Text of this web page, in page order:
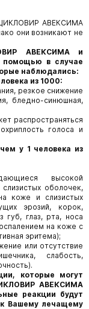
АВЕКСИМА
они возникают не
АВЕКСИМА и
помощью в случае
наблюдались:
из 1000:
резкое снижение
бледно-синюшная,
распространяться
голоса и
у 1 человека из
высокой
оболочек,
коже и слизистых
эрозий, корок,
губ, глаз, рта, носа
на коже с
эритема);
или отсутствие
слабость,
которые могут
АВЕКСИМА
реакции будут
Вашему лечащему